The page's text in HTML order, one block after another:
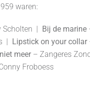
waren:
Scholten | Bij de marine
| Lipstick on your collar
meer – Zangeres
Froboess